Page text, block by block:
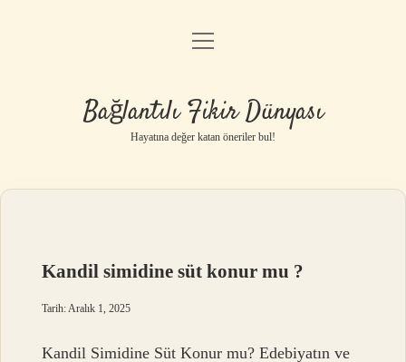
Anasayfa
Yasal Uyarı
menüyü
Bağlantılı Fikir Dünyası
Hayatına değer katan öneriler bul!
Kandil simidine süt konur mu ?
Tarih: Aralık 1, 2025
Kandil Simidine Süt Konur mu? Edebiyatın ve